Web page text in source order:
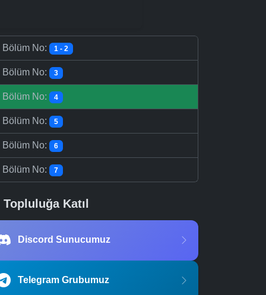
Bölüm No: 1 - 2
Bölüm No: 3
Bölüm No: 4
Bölüm No: 5
Bölüm No: 6
Bölüm No: 7
Topluluğa Katıl
Discord Sunucumuz
Telegram Grubumuz